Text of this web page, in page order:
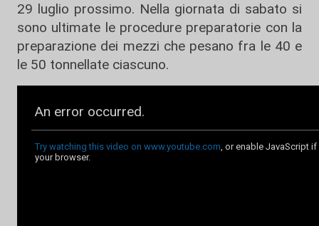
29 luglio prossimo. Nella giornata di sabato si
sono ultimate le procedure preparatorie con la
preparazione dei mezzi che pesano fra le 40 e
le 50 tonnellate ciascuno.